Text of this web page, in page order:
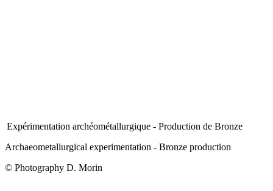
Expérimentation archéométallurgique - Production de Bronze
Archaeometallurgical experimentation - Bronze production
© Photography D. Morin